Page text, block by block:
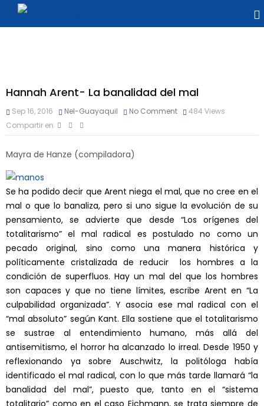
Hannah Arent- La banalidad del mal
Sep 16, 2016 Nel-Guayaquil No Comment 484 Views
Compartir en
Mayra de Hanze (compiladora)
Se ha podido decir que Arent niega el mal, que no cree en el
mal o que lo banaliza, pero si uno sigue la evolución de su
pensamiento, se advierte que desde “Los orígenes del
totalitarismo” el mal radical es postulado no como un
pecado original, sino como una manera histórica y
políticamente cristalizada de reducir los hombres a la
condición de superfluos. Hay un mal del que los hombres
son capaces y que no tiene límites, escribe Arent en “La
culpabilidad organizada”. Y asocia ese mal radical con el
“mal absoluto” según Kant. Ella sostiene que el totalitarismo
se sustrae al entendimiento humano, más allá del
antisemitismo, el horror ha alcanzado lo irreal. Desde 1950 y
reflexionando ya sobre Auschwitz, la politóloga había
identificado el mal radical, con lo que más tarde llamará “la
banalidad del mal”, puesto que, tanto en el “sistema